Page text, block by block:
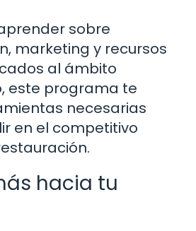
sobre
marketing y recursos
al ámbito
este programa te
necesarias
en el competitivo
hacia tu